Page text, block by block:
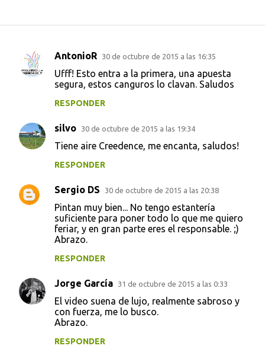
n
t
i
AntonioR 30 de octubre de 2015 a las 16:35
Ufff! Esto entra a la primera, una apuesta
segura, estos canguros lo clavan. Saludos
RESPONDER
silvo 30 de octubre de 2015 a las 19:34
Tiene aire Creedence, me encanta, saludos!
RESPONDER
Sergio DS 30 de octubre de 2015 a las 20:38
Pintan muy bien... No tengo estantería
suficiente para poner todo lo que me quiero
feriar, y en gran parte eres el responsable. ;)
Abrazo.
RESPONDER
Jorge García 31 de octubre de 2015 a las 0:33
El video suena de lujo, realmente sabroso y
con fuerza, me lo busco.
Abrazo.
RESPONDER